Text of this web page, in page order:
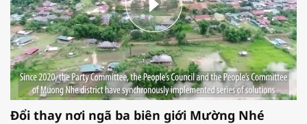
Đổi thay nơi ngã ba biên giới Mường Nhé